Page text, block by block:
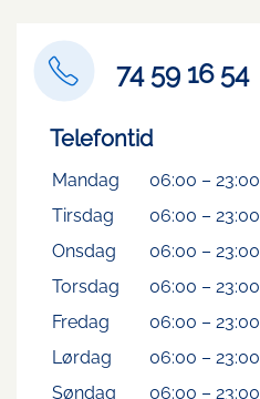
74 59 16 54
Telefontid
Mandag 06:00 – 23:00
Tirsdag
06:00 – 23:00
Onsdag
06:00 – 23:00
Torsdag
06:00 – 23:00
Fredag
06:00 – 23:00
Lørdag
06:00 – 23:00
Søndag
06:00 – 23:00